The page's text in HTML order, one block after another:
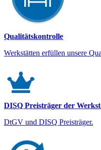
Qualitätskontrolle
Werkstätten erfüllen unsere
DISQ Preisträger der
DtGV und DISQ Preisträger.